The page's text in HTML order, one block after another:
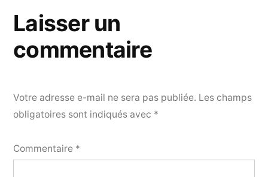
Laisser un
commentaire
Votre adresse e-mail ne sera pas publiée. Les champs
obligatoires sont indiqués avec *
Commentaire *